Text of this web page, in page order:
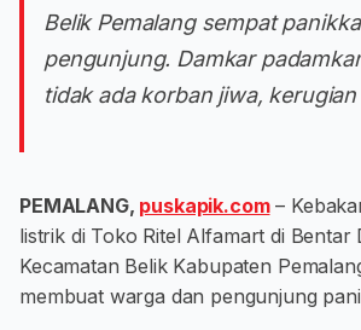
Belik Pemalang sempat
pengunjung. Damkar
tidak ada korban jiwa,
PEMALANG, puskapik.com–
listrik di Toko Ritel Alfamart di Bentar
Kecamatan Belik Kabupaten
membuat warga dan pengunjung